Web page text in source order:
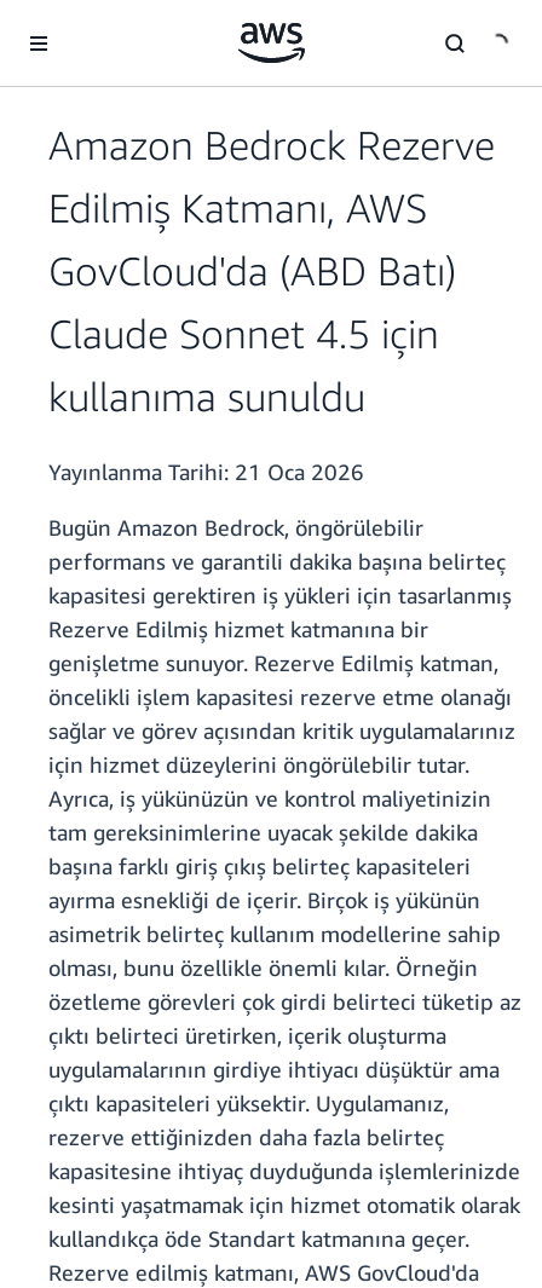
Amazon Bedrock Rezerve
Edilmiş Katmanı, AWS
GovCloud'da (ABD Batı)
Claude Sonnet 4.5 için
kullanıma sunuldu
Yayınlanma Tarihi: 21 Oca 2026
Bugün Amazon Bedrock, öngörülebilir
performans ve garantili dakika başına belirteç
kapasitesi gerektiren iş yükleri için tasarlanmış
Rezerve Edilmiş hizmet katmanına bir
genişletme sunuyor. Rezerve Edilmiş katman,
öncelikli işlem kapasitesi rezerve etme olanağı
sağlar ve görev açısından kritik uygulamalarınız
için hizmet düzeylerini öngörülebilir tutar.
Ayrıca, iş yükünüzün ve kontrol maliyetinizin
tam gereksinimlerine uyacak şekilde dakika
başına farklı giriş çıkış belirteç kapasiteleri
ayırma esnekliği de içerir. Birçok iş yükünün
asimetrik belirteç kullanım modellerine sahip
olması, bunu özellikle önemli kılar. Örneğin
özetleme görevleri çok girdi belirteci tüketip az
çıktı belirteci üretirken, içerik oluşturma
uygulamalarının girdiye ihtiyacı düşüktür ama
çıktı kapasiteleri yüksektir. Uygulamanız,
rezerve ettiğinizden daha fazla belirteç
kapasitesine ihtiyaç duyduğunda işlemlerinizde
kesinti yaşatmamak için hizmet otomatik olarak
kullandıkça öde Standart katmanına geçer.
Rezerve edilmiş katmanı, AWS GovCloud'da